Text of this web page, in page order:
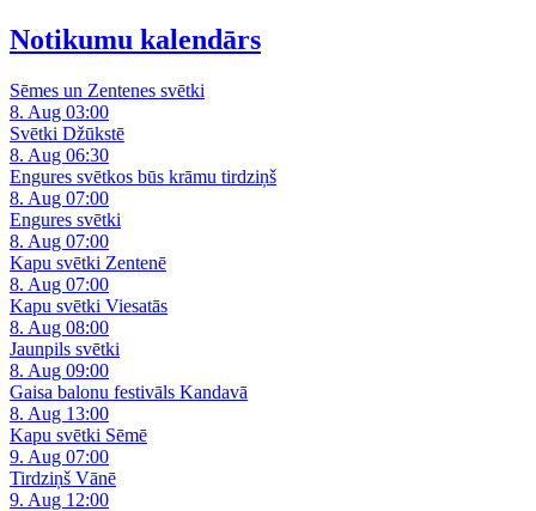
Notikumu kalendārs
Sēmes un Zentenes svētki
8. Aug 03:00
Svētki Džūkstē
8. Aug 06:30
Engures svētkos būs krāmu tirdziņš
8. Aug 07:00
Engures svētki
8. Aug 07:00
Kapu svētki Zentenē
8. Aug 07:00
Kapu svētki Viesatās
8. Aug 08:00
Jaunpils svētki
8. Aug 09:00
Gaisa balonu festivāls Kandavā
8. Aug 13:00
Kapu svētki Sēmē
9. Aug 07:00
Tirdziņš Vānē
9. Aug 12:00